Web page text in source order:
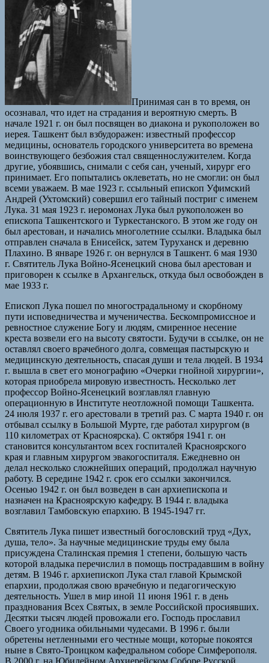
Принимая сан в то время, он
осознавал, что идет на страдания и вероятную смерть. В
начале 1921 г. он был посвящен во диакона и рукоположен во
иерея. Ташкент был взбудоражен: известный профессор
медицины, основатель городского университета во времена
воинствующего безбожия стал священнослужителем. Когда
другие, убоявшись, снимали с себя сан, ученый, хирург его
принимает. Его попытались оклеветать, но не смогли: он был
всеми уважаем. В мае 1923 г. ссыльный епископ Уфимский
Андрей (Ухтомский) совершил его тайный постриг с именем
Лука. 31 мая 1923 г. иеромонах Лука был рукоположен во
епископа Ташкентского и Туркестанского. В этом же году он
был арестован, и начались многолетние ссылки. Владыка был
отправлен сначала в Енисейск, затем Туруханск и деревню
Плахино. В январе 1926 г. он вернулся в Ташкент. 6 мая 1930
г. Святитель Лука Войно-Ясенецкий снова был арестован и
приговорен к ссылке в Архангельск, откуда был освобожден в
мае 1933 г.
Епископ Лука пошел по многострадальному и скорбному
пути исповедничества и мученичества. Бескомпромиссное и
ревностное служение Богу и людям, смиренное несение
креста возвели его на высоту святости. Будучи в ссылке, он не
оставлял своего врачебного долга, совмещая пастырскую и
медицинскую деятельность, спасая души и тела людей. В 1934
г. вышла в свет его монографию «Очерки гнойной хирургии»,
которая приобрела мировую известность. Несколько лет
профессор Войно-Ясенецкий возглавлял главную
операционную в Институте неотложной помощи Ташкента.
24 июля 1937 г. его арестовали в третий раз. С марта 1940 г. он
отбывал ссылку в Большой Мурте, где работал хирургом (в
110 километрах от Красноярска). С октября 1941 г. он
становится консультантом всех госпиталей Красноярского
края и главным хирургом эвакогоспиталя. Ежедневно он
делал несколько сложнейших операций, продолжал научную
работу. В середине 1942 г. срок его ссылки закончился.
Осенью 1942 г. он был возведен в сан архиепископа и
назначен на Красноярскую кафедру. В 1944 г. владыка
возглавил Тамбовскую епархию. В 1945-1947 гг.
Святитель Лука пишет известный богословский труд «Дух,
душа, тело». За научные медицинские труды ему была
присуждена Сталинская премия 1 степени, большую часть
которой владыка перечислил в помощь пострадавшим в войну
детям. В 1946 г. архиепископ Лука стал главой Крымской
епархии, продолжая свою врачебную и педагогическую
деятельность. Ушел в мир иной 11 июня 1961 г. в день
празднования Всех Святых, в земле Российской просиявших.
Десятки тысяч людей провожали его. Господь прославил
Своего угодника обильными чудесами. В 1996 г. были
обретены нетленными его честные мощи, которые покоятся
ныне в Свято-Троицком кафедральном соборе Симферополя.
В 2000 г. на Юбилейном Архиерейском Соборе Русской